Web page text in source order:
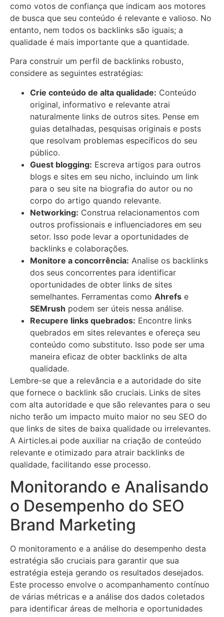
como votos de confiança que indicam aos motores
de busca que seu conteúdo é relevante e valioso. No
entanto, nem todos os backlinks são iguais; a
qualidade é mais importante que a quantidade.
Para construir um perfil de backlinks robusto,
considere as seguintes estratégias:
Crie conteúdo de alta qualidade: Conteúdo
original, informativo e relevante atrai
naturalmente links de outros sites. Pense em
guias detalhadas, pesquisas originais e posts
que resolvam problemas específicos do seu
público.
Guest blogging: Escreva artigos para outros
blogs e sites em seu nicho, incluindo um link
para o seu site na biografia do autor ou no
corpo do artigo quando relevante.
Networking: Construa relacionamentos com
outros profissionais e influenciadores em seu
setor. Isso pode levar a oportunidades de
backlinks e colaborações.
Monitore a concorrência: Analise os backlinks
dos seus concorrentes para identificar
oportunidades de obter links de sites
semelhantes. Ferramentas como Ahrefs e
SEMrush podem ser úteis nessa análise.
Recupere links quebrados: Encontre links
quebrados em sites relevantes e ofereça seu
conteúdo como substituto. Isso pode ser uma
maneira eficaz de obter backlinks de alta
qualidade.
Lembre-se que a relevância e a autoridade do site
que fornece o backlink são cruciais. Links de sites
com alta autoridade e que são relevantes para o seu
nicho terão um impacto muito maior no seu SEO do
que links de sites de baixa qualidade ou irrelevantes.
A Airticles.ai pode auxiliar na criação de conteúdo
relevante e otimizado para atrair backlinks de
qualidade, facilitando esse processo.
Monitorando e Analisando
o Desempenho do SEO
Brand Marketing
O monitoramento e a análise do desempenho desta
estratégia são cruciais para garantir que sua
estratégia esteja gerando os resultados desejados.
Este processo envolve o acompanhamento contínuo
de várias métricas e a análise dos dados coletados
para identificar áreas de melhoria e oportunidades